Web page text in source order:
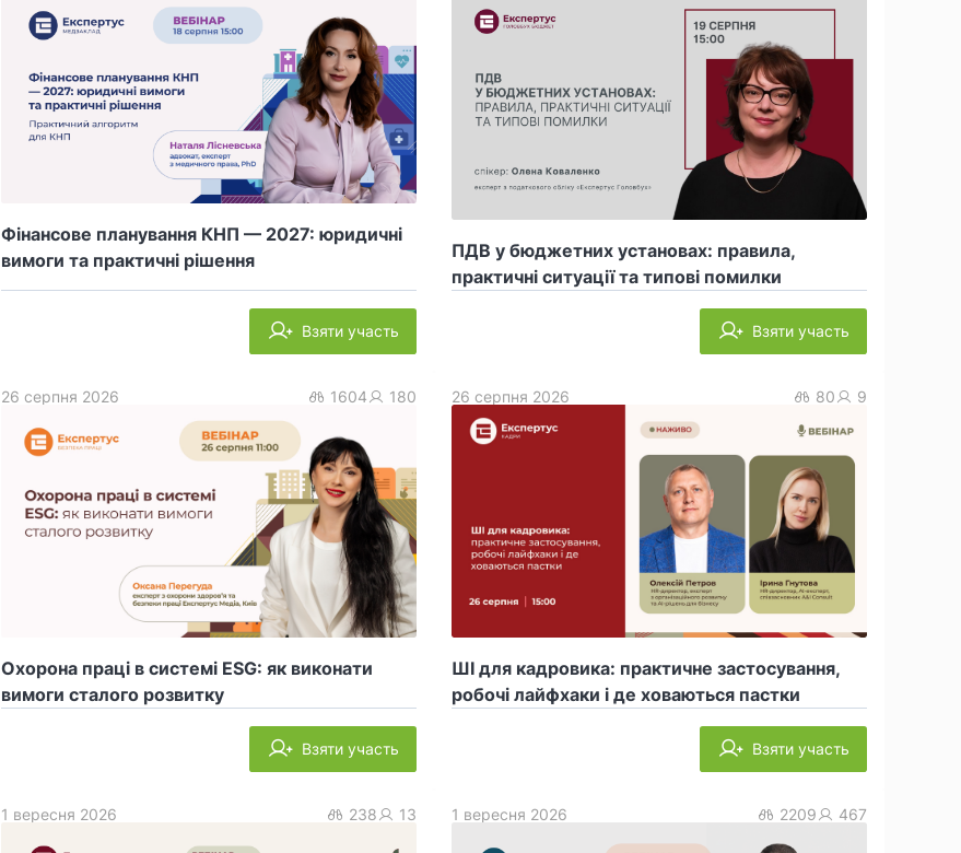
Фінансове планування КНП — 2027: юридичні
вимоги та практичні рішення
Взяти участь
ПДВ у бюджетних установах: правила,
практичні ситуації та типові помилки
Взяти участь
Охорона праці в системі ESG: як виконати
вимоги сталого розвитку
26 серпня 2026 1604 180
Взяти участь
ШІ для кадровика: практичне застосування,
робочі лайфхаки і де ховаються пастки
26 серпня 2026 80 9
Взяти участь
1 вересня 2026 238 13 1 вересня 2026 2209 467